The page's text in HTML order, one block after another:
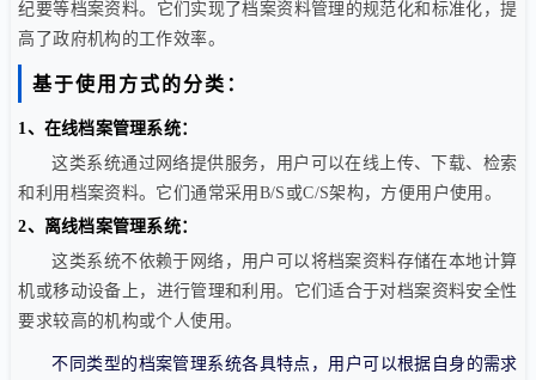
纪要等档案资料。它们实现了档案资料管理的规范化和标准化，提
高了政府机构的工作效率。
基于使用方式的分类：
1、在线档案管理系统：
这类系统通过网络提供服务，用户可以在线上传、下载、检索
和利用档案资料。它们通常采用B/S或C/S架构，方便用户使用。
2、离线档案管理系统：
这类系统不依赖于网络，用户可以将档案资料存储在本地计算
机或移动设备上，进行管理和利用。它们适合于对档案资料安全性
要求较高的机构或个人使用。
不同类型的档案管理系统各具特点，用户可以根据自身的需求